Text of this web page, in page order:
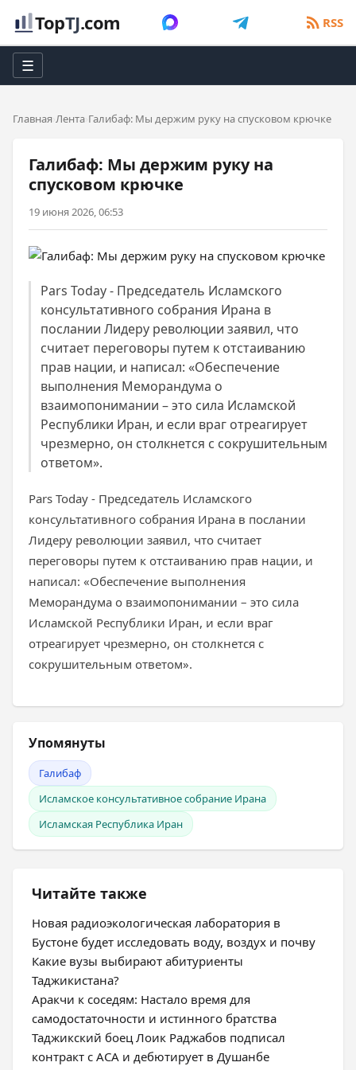
TopTJ.com RSS
☰
Главная Лента Галибаф: Мы держим руку на спусковом крючке
Галибаф: Мы держим руку на
спусковом крючке
19 июня 2026, 06:53
Рars Today - Председатель Исламского
консультативного собрания Ирана в
послании Лидеру революции заявил, что
считает переговоры путем к отстаиванию
прав нации, и написал: «Обеспечение
выполнения Меморандума о
взаимопонимании – это сила Исламской
Республики Иран, и если враг отреагирует
чрезмерно, он столкнется с сокрушительным
ответом».
Рars Today - Председатель Исламского
консультативного собрания Ирана в послании
Лидеру революции заявил, что считает
переговоры путем к отстаиванию прав нации, и
написал: «Обеспечение выполнения
Меморандума о взаимопонимании – это сила
Исламской Республики Иран, и если враг
отреагирует чрезмерно, он столкнется с
сокрушительным ответом».
Упомянуты
Галибаф
Исламское консультативное собрание Ирана
Исламская Республика Иран
Читайте также
Новая радиоэкологическая лаборатория в
Бустоне будет исследовать воду, воздух и почву
Какие вузы выбирают абитуриенты
Таджикистана?
Аракчи к соседям: Настало время для
самодостаточности и истинного братства
Таджикский боец Лоик Раджабов подписал
контракт с ACA и дебютирует в Душанбе